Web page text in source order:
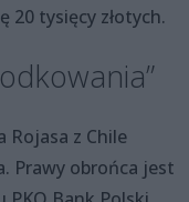
20 tysięcy złotych.
Rojasa z Chile
Prawy obrońca jest